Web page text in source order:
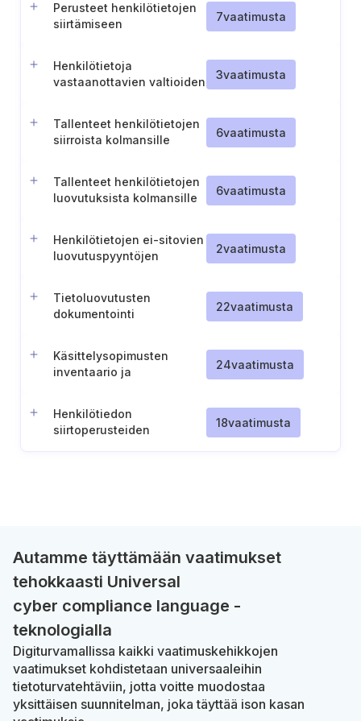
Perusteet henkilötietojen
siirtämiseen
7vaatimusta
Henkilötietoja
vastaanottavien valtioiden
dokumentointi
3vaatimusta
Tallenteet henkilötietojen
siirroista kolmansille
6vaatimusta
Tallenteet henkilötietojen
luovutuksista kolmansille
6vaatimusta
Henkilötietojen ei-sitovien
luovutuspyyntöjen
2vaatimusta
Tietoluovutusten
dokumentointi
22vaatimusta
Käsittelysopimusten
inventaario ja
24vaatimusta
Henkilötiedon
siirtoperusteiden
18vaatimusta
Autamme täyttämään vaatimukset
tehokkaasti Universal
cyber compliance language -
teknologialla
Digiturvamallissa kaikki vaatimuskehikkojen
vaatimukset kohdistetaan universaaleihin
tietoturvatehtäviin, jotta voitte muodostaa
yksittäisen suunnitelman, joka täyttää ison kasan